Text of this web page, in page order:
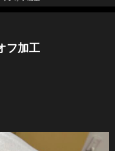
フ加工